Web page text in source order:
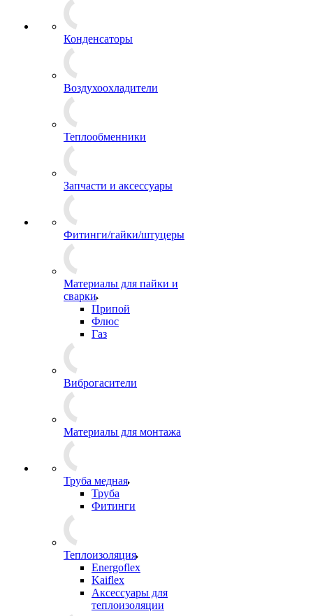
Конденсаторы
Воздухоохладители
Теплообменники
Запчасти и аксессуары
Фитинги/гайки/штуцеры
Материалы для пайки и
сварки
Припой
Флюс
Газ
Виброгасители
Материалы для монтажа
Труба медная
Труба
Фитинги
Теплоизоляция
Energoflex
Kaiflex
Аксессуары для
теплоизоляции